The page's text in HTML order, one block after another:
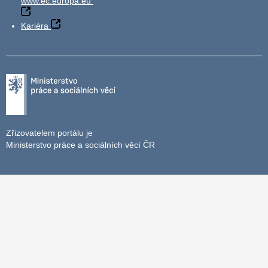
Kariéra
Zřizovatelem portálu je
Ministerstvo práce a sociálních věcí ČR